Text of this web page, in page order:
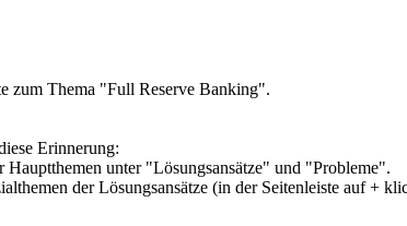
zum Thema "Full Reserve Banking".
Erinnerung:
unter "Lösungsansätze" und "Probleme".
der Lösungsansätze (in der Seitenleiste auf +